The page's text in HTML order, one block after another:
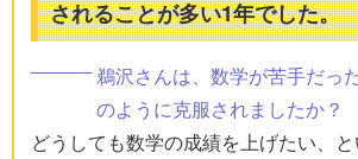
されることが多い1年でした。
鵜沢さんは、数学が苦手だっ
のように克服されましたか？
どうしても数学の成績を上げたい、